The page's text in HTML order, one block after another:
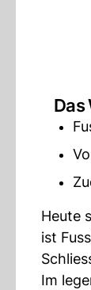
Das
Heute
ist
Im